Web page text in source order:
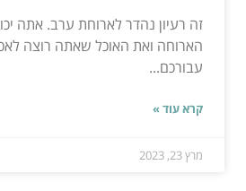
זה רעיון נהדר לארוחת ערב. אתה
הארוחה ואת האוכל שאתה רוצה
עבורכם...
קרא עוד »
מרץ 23, 2023